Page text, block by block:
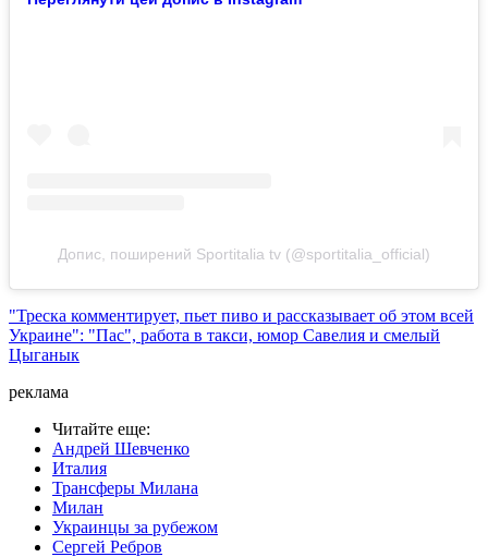
Допис, поширений Sportitalia tv (@sportitalia_official)
"Треска комментирует, пьет пиво и рассказывает об этом всей
Украине": "Пас", работа в такси, юмор Савелия и смелый
Цыганык
реклама
Читайте еще:
Андрей Шевченко
Италия
Трансферы Милана
Милан
Украинцы за рубежом
Сергей Ребров